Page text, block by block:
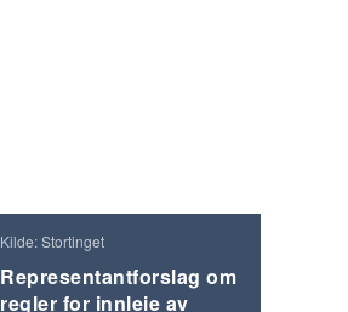
Kilde: Stortinget
Representantforslag om
regler for innleie av